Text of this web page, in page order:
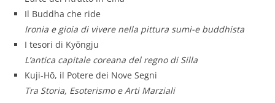
Il Buddha che ride
Ironia e gioia di vivere nella pittura sumi-e buddhista
I tesori di Kyŏngju
L’antica capitale coreana del regno di Silla
Kuji-Hō, il Potere dei Nove Segni
Tra Storia, Esoterismo e Arti Marziali